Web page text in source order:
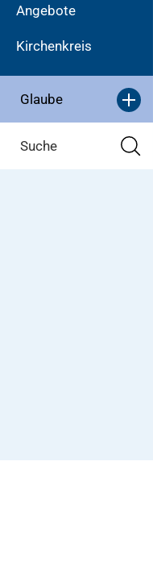
Angebote
Kirchenkreis
Glaube
Suche